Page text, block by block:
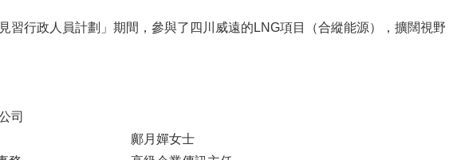
習行政人員計劃」期間，參與了四川威遠的LNG項目（合縱能源），擴闊視野
有限公司
鄺月嬋女士